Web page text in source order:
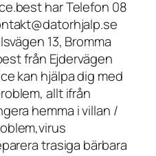
har Telefon 08
13, Bromma
från Ejdervägen
kan hjälpa dig med
allt ifrån
hemma i villan /
trasiga bärbara